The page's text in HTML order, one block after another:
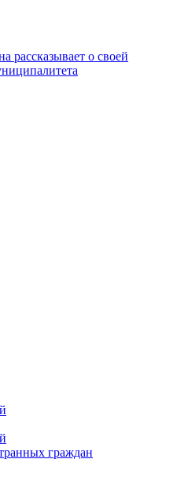
рассказывает о своей
граждан